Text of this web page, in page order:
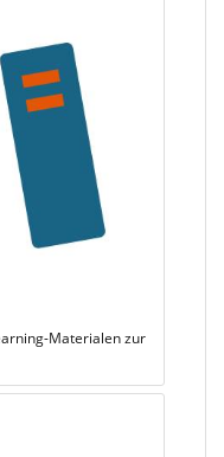
Materialen zur